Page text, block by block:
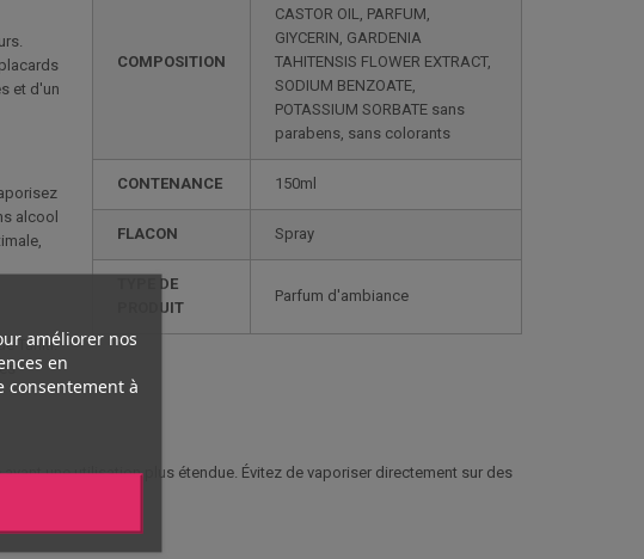
améliorer nos
en
consentement à
COMPOSITION
CASTOR OIL, PARFUM,
GIYCERIN, GARDENIA
TAHITENSIS FLOWER EXTRACT,
SODIUM BENZOATE,
POTASSIUM SORBATE sans
parabens, sans colorants
CONTENANCE 150ml
FLACON Spray
TYPE DE
PRODUIT
Parfum d'ambiance
et d'un
alcool
Tahiti.
une utilisation plus étendue. Évitez de vaporiser directement sur des